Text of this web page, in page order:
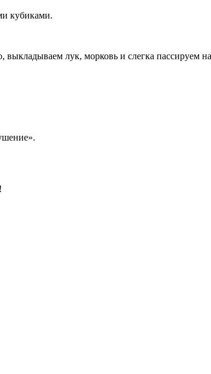
кубиками.
лук, морковь и слегка пассируем